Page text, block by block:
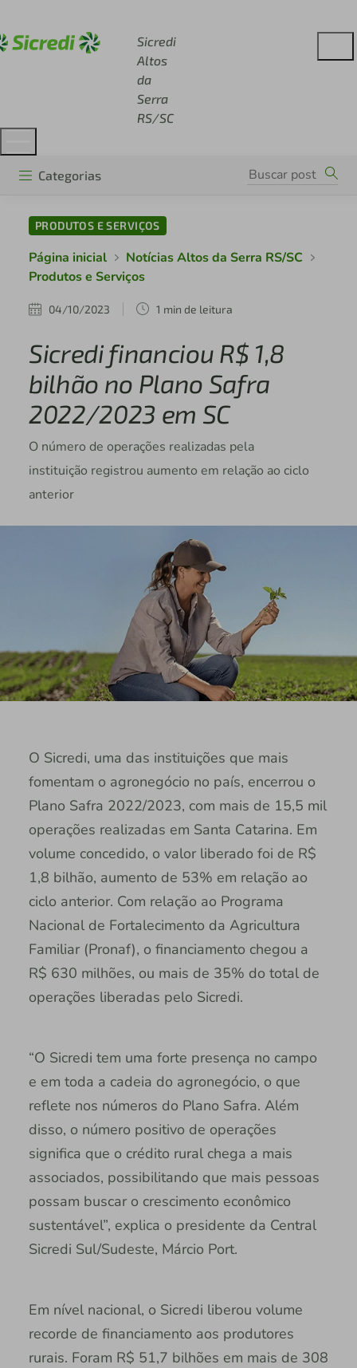
Sicredi
Altos
da
Serra
RS/SC
Categorias
PRODUTOS E SERVIÇOS
Página inicial
Notícias Altos da Serra RS/SC
Produtos e Serviços
04/10/2023 1 min de leitura
Sicredi financiou R$ 1,8
bilhão no Plano Safra
2022/2023 em SC
O número de operações realizadas pela
instituição registrou aumento em relação ao ciclo
anterior
O Sicredi, uma das instituições que mais
fomentam o agronegócio no país, encerrou o
Plano Safra 2022/2023, com mais de 15,5 mil
operações realizadas em Santa Catarina. Em
volume concedido, o valor liberado foi de R$
1,8 bilhão, aumento de 53% em relação ao
ciclo anterior. Com relação ao Programa
Nacional de Fortalecimento da Agricultura
Familiar (Pronaf), o financiamento chegou a
R$ 630 milhões, ou mais de 35% do total de
operações liberadas pelo Sicredi.
“O Sicredi tem uma forte presença no campo
e em toda a cadeia do agronegócio, o que
reflete nos números do Plano Safra. Além
disso, o número positivo de operações
significa que o crédito rural chega a mais
associados, possibilitando que mais pessoas
possam buscar o crescimento econômico
sustentável”, explica o presidente da Central
Sicredi Sul/Sudeste, Márcio Port.
Em nível nacional, o Sicredi liberou volume
recorde de financiamento aos produtores
rurais. Foram R$ 51,7 bilhões em mais de 308